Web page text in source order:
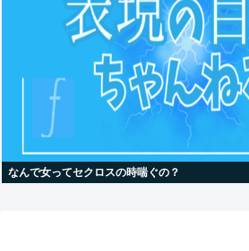
なんで女ってセクロスの時喘ぐの？